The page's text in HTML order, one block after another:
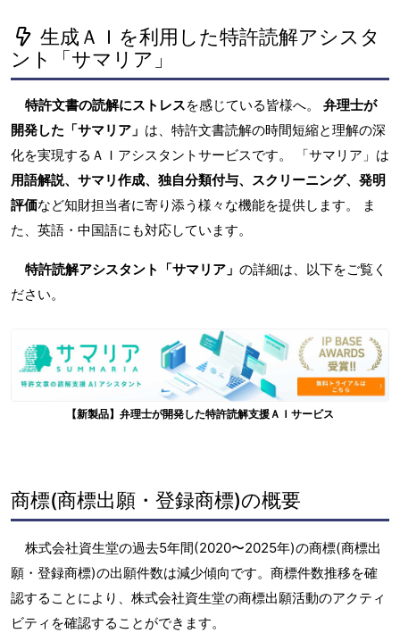
生成ＡＩを利用した特許読解アシスタ
ント「サマリア」
特許文書の読解にストレスを感じている皆様へ。 弁理士が
開発した「サマリア」 は、特許文書読解の時間短縮と理解の深
化を実現するＡＩアシスタントサービスです。 「サマリア」は
用語解説、サマリ作成、独自分類付与、スクリーニング、発明
評価など知財担当者に寄り添う様々な機能を提供します。 ま
た、英語・中国語にも対応しています。
特許読解アシスタント「サマリア」 の詳細は、以下をご覧く
ださい。
【新製品】弁理士が開発した特許読解支援ＡＩサービス
商標(商標出願・登録商標)の概要
株式会社資生堂の過去5年間(2020〜2025年)の商標(商標出
願・登録商標)の出願件数は減少傾向です。商標件数推移を確
認することにより、株式会社資生堂の商標出願活動のアクティ
ビティを確認することができます。